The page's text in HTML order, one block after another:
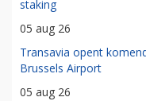
staking
05 aug 26
Transavia opent
Brussels Airport
05 aug 26